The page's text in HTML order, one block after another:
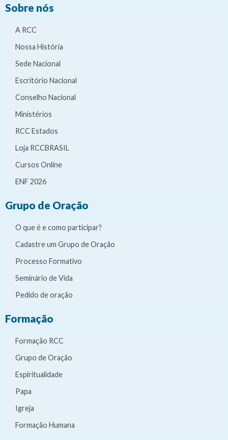
Sobre nós
A RCC
Nossa História
Sede Nacional
Escritório Nacional
Conselho Nacional
Ministérios
RCC Estados
Loja RCCBRASIL
Cursos Online
ENF 2026
Grupo de Oração
O que é e como participar?
Cadastre um Grupo de Oração
Processo Formativo
Seminário de Vida
Pedido de oração
Formação
Formação RCC
Grupo de Oração
Espiritualidade
Papa
Igreja
Formação Humana